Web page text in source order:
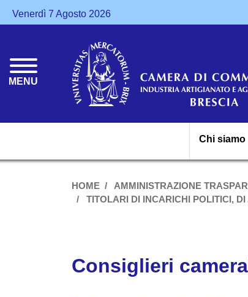
Venerdì 7 Agosto 2026
MENU
Chi siamo
HOME AMMINISTRAZIONE
TITOLARI DI INCARICHI POLITICI,
Consiglieri